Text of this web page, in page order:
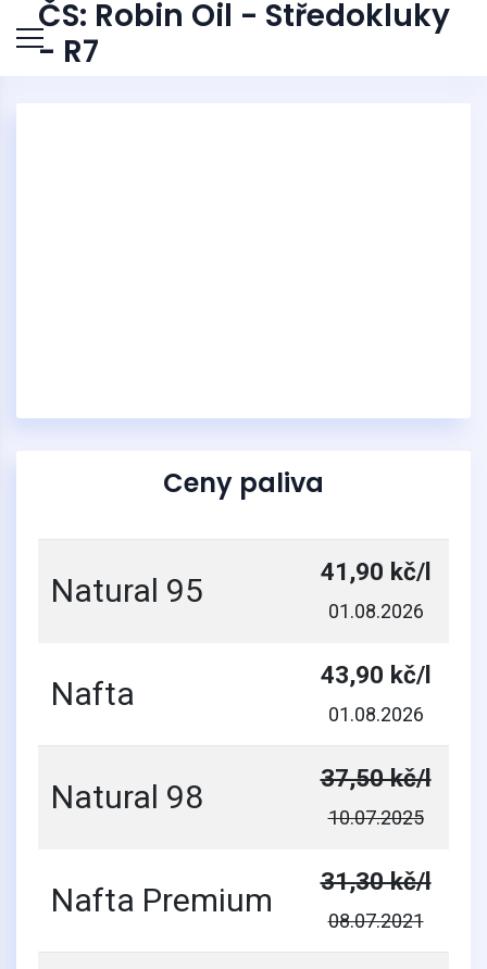
ČS: Robin Oil - Středokluky
- R7
Ceny paliva
Natural 95 41,90 kč/l
01.08.2026
Nafta 43,90 kč/l
01.08.2026
Natural 98 37,50 kč/l
10.07.2025
Nafta Premium 31,30 kč/l
08.07.2021